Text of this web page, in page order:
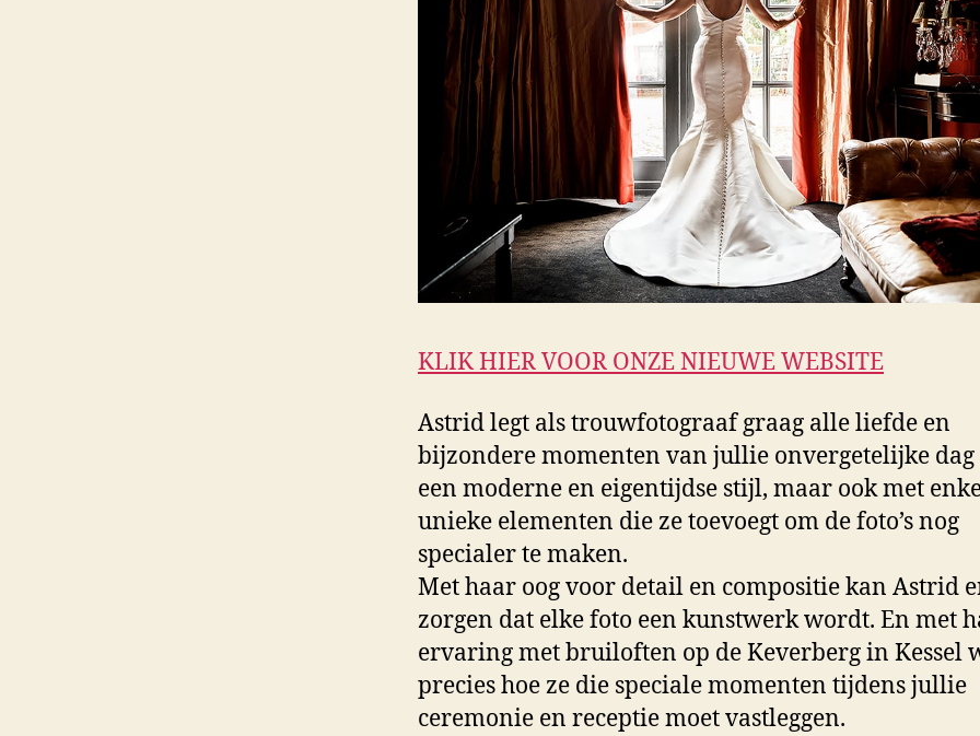
KLIK HIER VOOR ONZE NIEUWE WEBSITE
Astrid legt als trouwfotograaf graag alle liefde en
bijzondere momenten van jullie onvergetelijke dag
een moderne en eigentijdse stijl, maar ook met
unieke elementen die ze toevoegt om de foto’s nog
specialer te maken.
Met haar oog voor detail en compositie kan Astrid
zorgen dat elke foto een kunstwerk wordt. En met
ervaring met bruiloften op de Keverberg in Kessel
precies hoe ze die speciale momenten tijdens jullie
ceremonie en receptie moet vastleggen.